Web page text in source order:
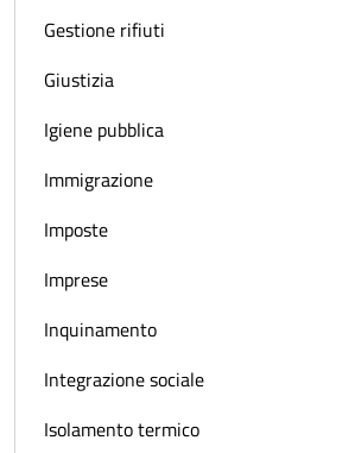
Gestione rifiuti
Giustizia
Igiene pubblica
Immigrazione
Imposte
Imprese
Inquinamento
Integrazione sociale
Isolamento termico